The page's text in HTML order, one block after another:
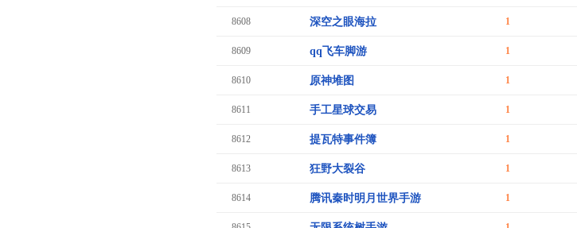
8608 深空之眼海拉 1
8609 qq飞车脚游 1
8610 原神堆图 1
8611 手工星球交易 1
8612 提瓦特事件簿 1
8613 狂野大裂谷 1
8614 腾讯秦时明月世界手游 1